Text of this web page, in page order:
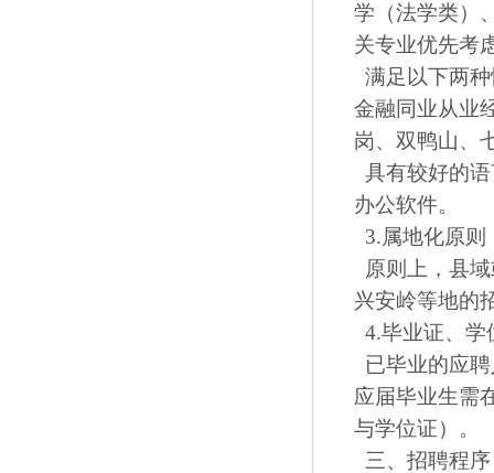
学（法学类）
关专业优先考
满足以下两
金融同业从业
岗、双鸭山、
具有较好的
办公软件。
3.属地化原则
原则上，县
兴安岭等地的
4.毕业证、学
已毕业的应
应届毕业生需
与学位证）。
三、招聘程序